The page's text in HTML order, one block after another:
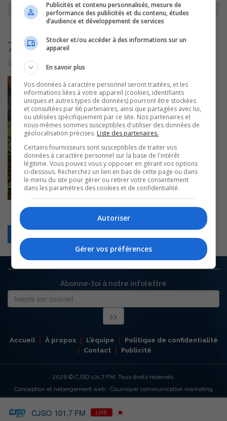
772
5 juillet 2016 | Par admin
Abonne-toi à notre infolettre
Accueil À propos L’équipe
Politique de confidentialité
Contact
Publicité
2026 © CJSO 101,7 FM. Tous droits réservés.
Conception et hébergement web : Cournoyer communication marketing
CJSO 101,7 FM LIVE
Publicités et contenu personnalisés, mesure de
performance des publicités et du contenu, études
d’audience et développement de services
Stocker et/ou accéder à des informations sur un
appareil
En savoir plus
Vos données à caractère personnel seront traitées, et les
informations liées à votre appareil (cookies, identifiants
uniques et autres types de données) pourront être stockées
et consultées par 66 partenaires, ainsi que partagées avec lui,
ou utilisées spécifiquement par ce site. Nos partenaires et
nous-mêmes sommes susceptibles d'utiliser des données de
géolocalisation précises. Liste des partenaires.
Certains fournisseurs sont susceptibles de traiter vos
données à caractère personnel sur la base de l'intérêt
légitime. Vous pouvez vous y opposer en gérant vos options
ci-dessous. Recherchez un lien en bas de cette page ou dans
le menu du site pour gérer ou retirer votre consentement
dans les paramètres des cookies et de confidentialité.
Autoriser
Gérer vos préférences